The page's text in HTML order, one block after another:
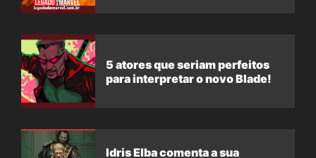
5 atores que seriam perfeitos
para interpretar o novo Blade!
Idris Elba comenta a sua